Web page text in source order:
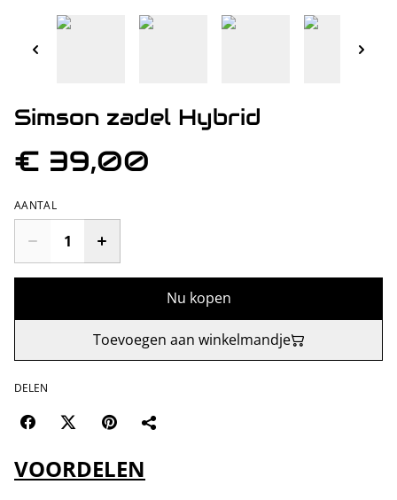
Simson zadel Hybrid
€ 39,00
AANTAL
Nu kopen
Toevoegen aan winkelmandje
DELEN
VOORDELEN